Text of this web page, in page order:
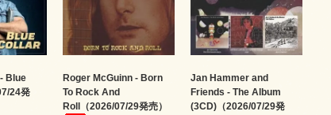
Blue
24発
Roger McGuinn - Born
To Rock And
Roll（2026/07/29発売）
Jan Hammer and
Friends - The Album
(3CD)（2026/07/29発